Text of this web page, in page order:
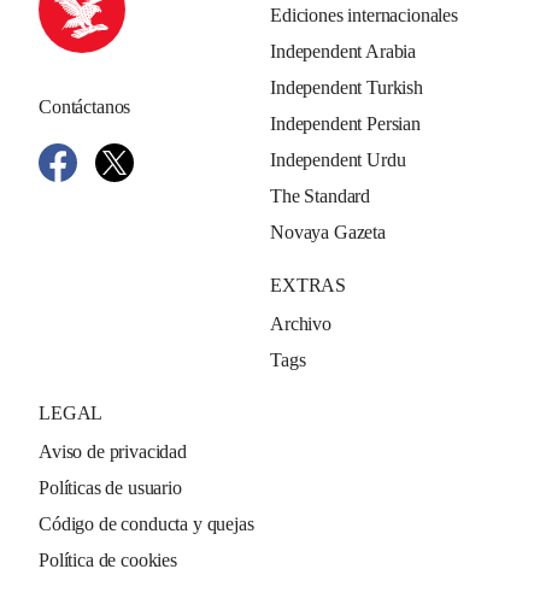
Contáctanos
Ediciones internacionales
Independent Arabia
Independent Turkish
Independent Persian
Independent Urdu
The Standard
Novaya Gazeta
EXTRAS
Archivo
Tags
LEGAL
Aviso de privacidad
Políticas de usuario
Código de conducta y quejas
Política de cookies